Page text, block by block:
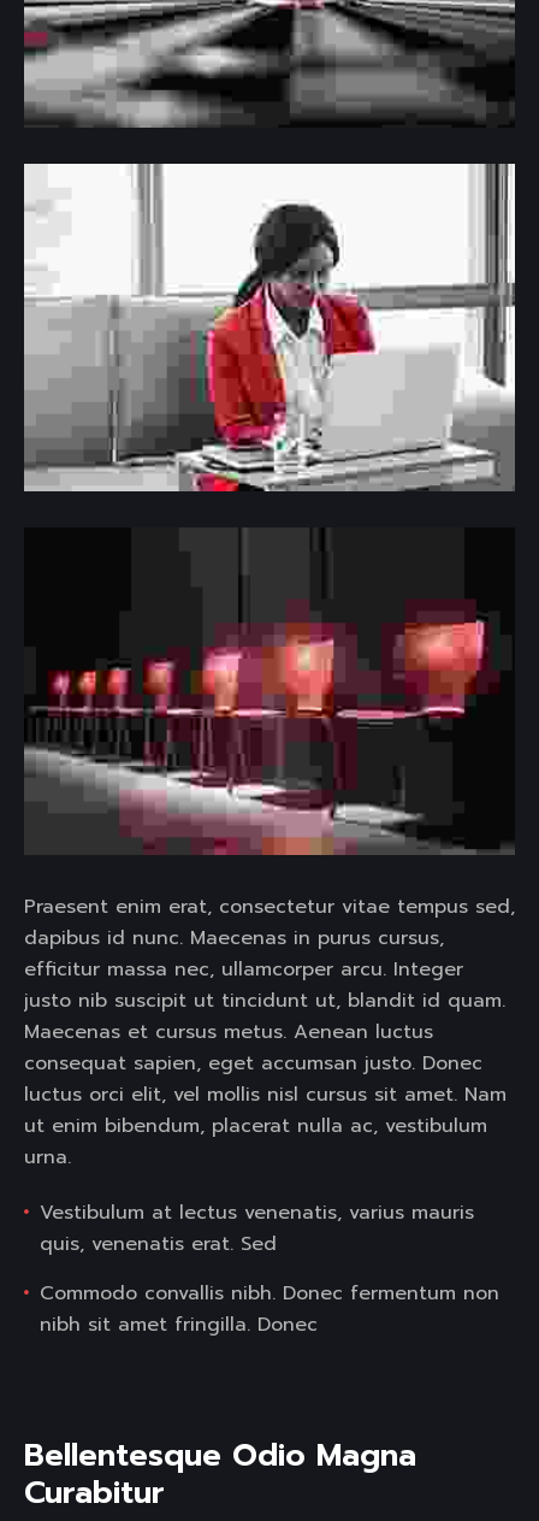
Praesent enim erat, consectetur vitae tempus sed,
dapibus id nunc. Maecenas in purus cursus,
efficitur massa nec, ullamcorper arcu. Integer
justo nib suscipit ut tincidunt ut, blandit id quam.
Maecenas et cursus metus. Aenean luctus
consequat sapien, eget accumsan justo. Donec
luctus orci elit, vel mollis nisl cursus sit amet. Nam
ut enim bibendum, placerat nulla ac, vestibulum
urna.
Vestibulum at lectus venenatis, varius mauris
quis, venenatis erat. Sed
Commodo convallis nibh. Donec fermentum non
nibh sit amet fringilla. Donec
Bellentesque Odio Magna
Curabitur